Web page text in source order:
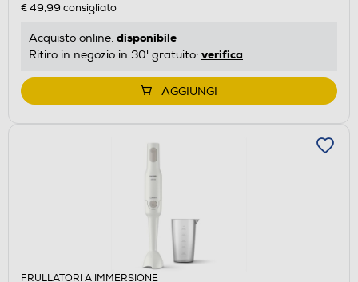
€ 49,99 consigliato
Acquisto online: disponibile
Ritiro in negozio in 30' gratuito: verifica
AGGIUNGI
FRULLATORI A IMMERSIONE